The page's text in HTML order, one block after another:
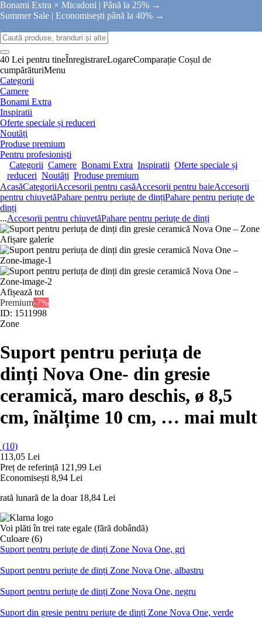
Bonami Extra × Micadoni | Până la 25% →
Summer Sale | Economisești până la 40% →
40 Lei pentru tineÎnregistrareLogareComparație Coșul de
cumpărăturiMenu
Categorii
Camere
Bonami Extra
Inspiratii
Oferte speciale și reduceri
Noutăți
Produse premium
Pentru profesioniști
Categorii Camere Bonami Extra Inspiratii Oferte speciale și
reduceri Noutăți Produse premium
AcasăCategoriiAccesorii pentru casăAccesorii pentru baieAccesorii
pentru chiuvetăPahare pentru periuțe de dințiPahare pentru periuțe de
dinți
...Accesorii pentru chiuvetăPahare pentru periuțe de dinți
Afișare galerie
Afișează tot
Premium-7%
ID: 1511998
Zone
Suport pentru periuța de
dinți Nova One- din gresie
ceramică, maro deschis, ø 8,5
cm, înălțime 10 cm, … mai mult
(10)
113,05 Lei
Preț de referință 121,99 Lei
Economisești 8,94 Lei
rată lunară de la doar 18,84 Lei
Voi plăti în trei rate egale (fără dobândă)
Culoare (6)
Suport pentru periuțe de dinți Zone Nova One, gri
Suport pentru periuțe de dinți Zone Nova One, albastru
Suport pentru periuțe de dinți Zone Nova One, negru
Suport din gresie pentru periuțe de dinți Zone Nova One, verde